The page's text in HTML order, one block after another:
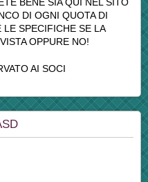
BENE SIA QUI NEL SITO
DI OGNI QUOTA DI
LE SPECIFICHE SE LA
OPPURE NO!
AI SOCI